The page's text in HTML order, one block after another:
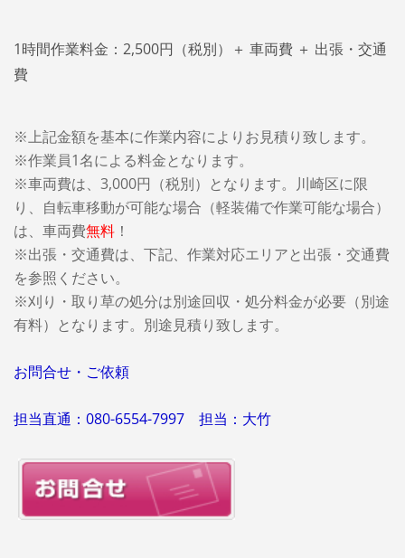
1時間作業料金：2,500円（税別）＋ 車両費 ＋ 出張・交通
費
※上記金額を基本に作業内容によりお見積り致します。
※作業員1名による料金となります。
※車両費は、3,000円（税別）となります。 川崎区に限
り、自転車移動が可能な場合（軽装備で作業可能な場合）
は、車両費無料！
※出張・交通費は、下記、作業対応エリアと出張・交通費
を参照ください。
※刈り・取り草の処分は別途回収・処分料金が必要（別途
有料）となります。別途見積り致します。
お問合せ・ご依頼
担当直通：080-6554-7997 担当：大竹